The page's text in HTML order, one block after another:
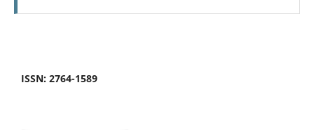
ISSN: 2764-1589